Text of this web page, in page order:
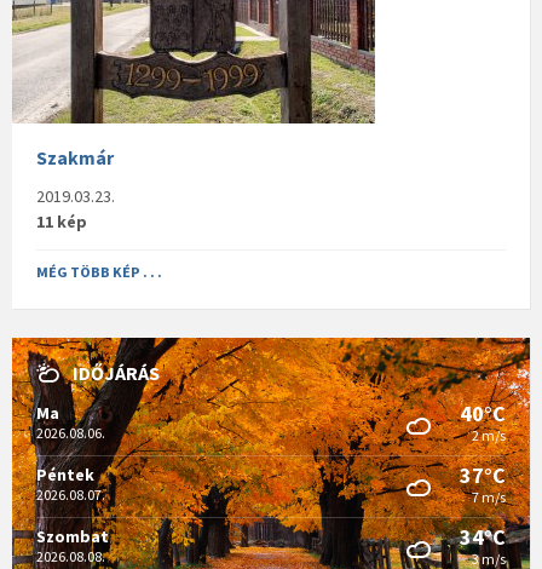
Szakmár
2019.03.23.
11 kép
MÉG TÖBB KÉP . . .
IDŐJÁRÁS
Ma
2026.08.06.
40°C
2 m/s
Péntek
2026.08.07.
37°C
7 m/s
Szombat
2026.08.08.
34°C
3 m/s